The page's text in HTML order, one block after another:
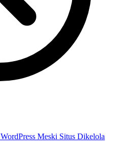
Meski Situs Dikelola